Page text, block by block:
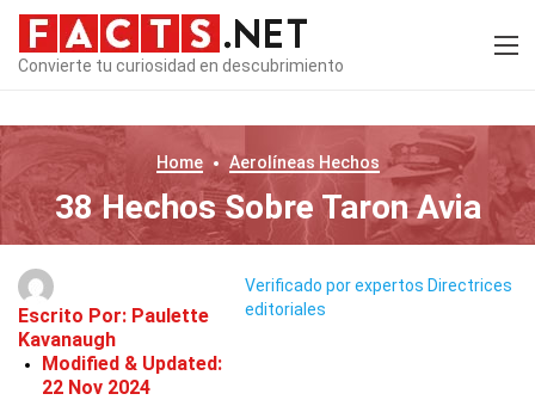
Convierte tu curiosidad en descubrimiento
Home Aerolíneas Hechos
38 Hechos Sobre Taron Avia
Escrito Por: Paulette
Kavanaugh
Modified & Updated:
22 Nov 2024
Verificado por expertos Directrices
editoriales